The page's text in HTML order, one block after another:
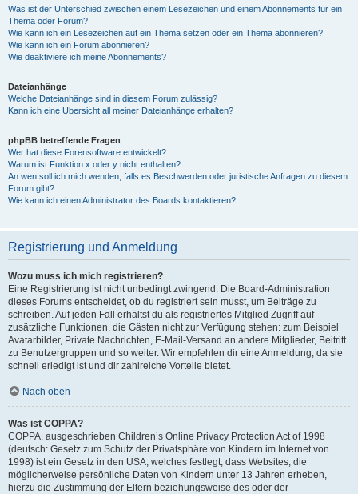
Was ist der Unterschied zwischen einem Lesezeichen und einem Abonnements für ein
Thema oder Forum?
Wie kann ich ein Lesezeichen auf ein Thema setzen oder ein Thema abonnieren?
Wie kann ich ein Forum abonnieren?
Wie deaktiviere ich meine Abonnements?
Dateianhänge
Welche Dateianhänge sind in diesem Forum zulässig?
Kann ich eine Übersicht all meiner Dateianhänge erhalten?
phpBB betreffende Fragen
Wer hat diese Forensoftware entwickelt?
Warum ist Funktion x oder y nicht enthalten?
An wen soll ich mich wenden, falls es Beschwerden oder juristische Anfragen zu diesem
Forum gibt?
Wie kann ich einen Administrator des Boards kontaktieren?
Registrierung und Anmeldung
Wozu muss ich mich registrieren?
Eine Registrierung ist nicht unbedingt zwingend. Die Board-Administration
dieses Forums entscheidet, ob du registriert sein musst, um Beiträge zu
schreiben. Auf jeden Fall erhältst du als registriertes Mitglied Zugriff auf
zusätzliche Funktionen, die Gästen nicht zur Verfügung stehen: zum Beispiel
Avatarbilder, Private Nachrichten, E-Mail-Versand an andere Mitglieder, Beitritt
zu Benutzergruppen und so weiter. Wir empfehlen dir eine Anmeldung, da sie
schnell erledigt ist und dir zahlreiche Vorteile bietet.
Nach oben
Was ist COPPA?
COPPA, ausgeschrieben Children’s Online Privacy Protection Act of 1998
(deutsch: Gesetz zum Schutz der Privatsphäre von Kindern im Internet von
1998) ist ein Gesetz in den USA, welches festlegt, dass Websites, die
möglicherweise persönliche Daten von Kindern unter 13 Jahren erheben,
hierzu die Zustimmung der Eltern beziehungsweise des oder der